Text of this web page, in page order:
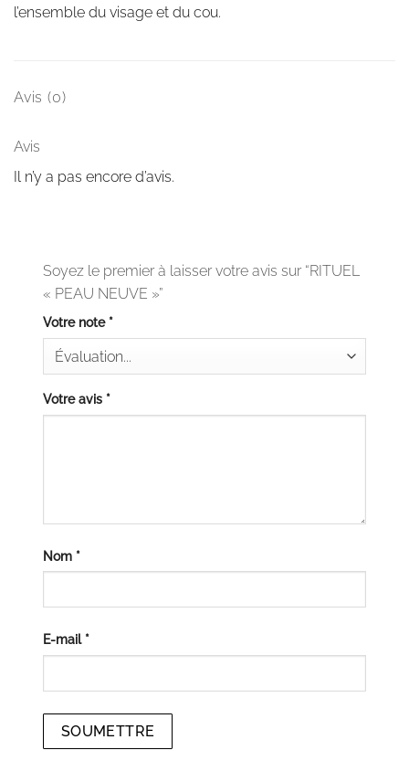
l’ensemble du visage et du cou.
Avis (0)
Avis
Il n’y a pas encore d’avis.
Soyez le premier à laisser votre avis sur “RITUEL
« PEAU NEUVE »”
Votre note *
Votre avis *
Nom *
E-mail *